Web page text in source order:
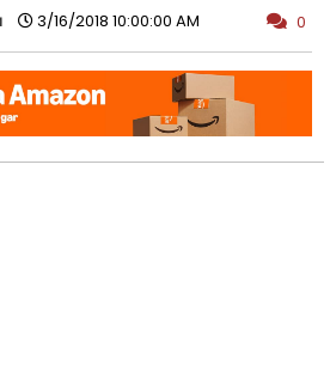
3/16/2018 10:00:00 AM 0